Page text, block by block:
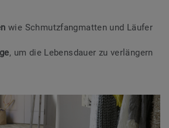
wie Schmutzfangmatten und Läufer
, um die Lebensdauer zu verlängern